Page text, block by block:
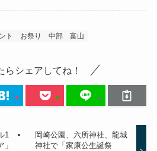
ト お祭り 中部 富山
らシェアしてね！
1
岡崎公園、六所神社、龍城
神社で「家康公生誕祭